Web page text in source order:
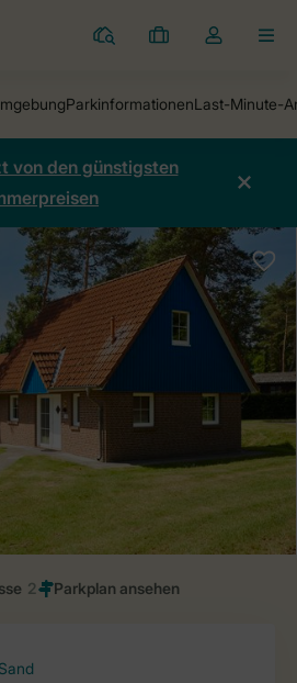
Ferienparks
Meine
Dropdown-
öffnen
von den günstigsten
2